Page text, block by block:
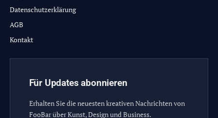
Datenschutzerklärung
AGB
Kontakt
Für Updates abonnieren
Erhalten Sie die neuesten kreativen Nachrichten von
FooBar über Kunst, Design und Business.